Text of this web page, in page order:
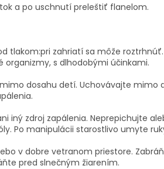
a po uschnutí preleštiť flanelom.
tlakom:pri zahriatí sa môže
organizmy, s dlhodobými účinkami.
dosahu detí. Uchovávajte mimo
iný zdroj zapálenia. Neprepichujte
Po manipulácii starostlivo umyte
v dobre vetranom priestore.
pred slnečným žiarením.